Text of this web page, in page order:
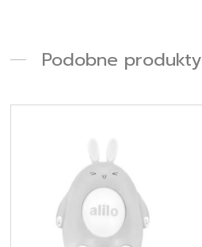
Podobne produkty